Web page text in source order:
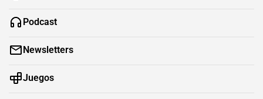
Podcast
Newsletters
Juegos